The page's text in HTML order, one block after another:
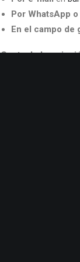
Por WhatsApp
En el campo de
Cuota de